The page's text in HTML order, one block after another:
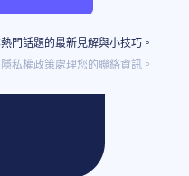
門話題的最新見解與小技巧。
私權政策處理您的聯絡資訊。